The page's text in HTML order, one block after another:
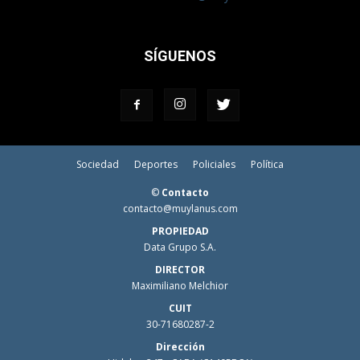
SÍGUENOS
Sociedad Deportes Policiales Política
© Contacto
contacto@muylanus.com
PROPIEDAD
Data Grupo S.A.
DIRECTOR
Maximiliano Melchior
CUIT
30-71680287-2
Dirección